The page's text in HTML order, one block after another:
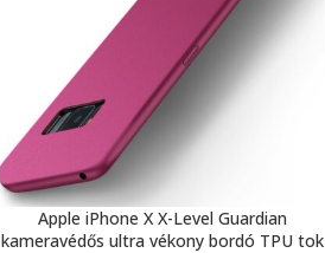
Apple iPhone X X-Level Guardian
kameravédős ultra vékony bordó TPU tok